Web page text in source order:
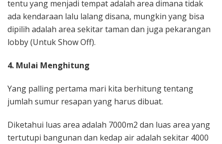
tentu yang menjadi tempat adalah area dimana tidak
ada kendaraan lalu lalang disana, mungkin yang bisa
dipilih adalah area sekitar taman dan juga pekarangan
lobby (Untuk Show Off).
4. Mulai Menghitung
Yang palling pertama mari kita berhitung tentang
jumlah sumur resapan yang harus dibuat.
Diketahui luas area adalah 7000m2 dan luas area yang
tertutupi bangunan dan kedap air adalah sekitar 4000